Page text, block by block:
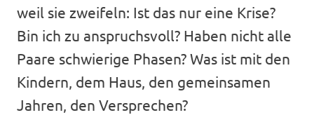
weil sie zweifeln: Ist das nur eine Krise?
Bin ich zu anspruchsvoll? Haben nicht alle
Paare schwierige Phasen? Was ist mit den
Kindern, dem Haus, den gemeinsamen
Jahren, den Versprechen?